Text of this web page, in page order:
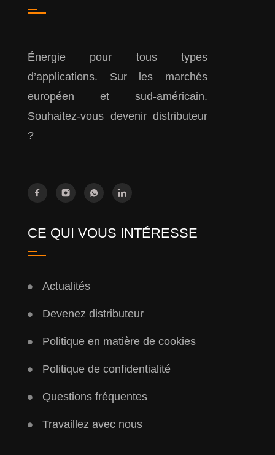
Énergie pour tous types
d’applications. Sur les marchés
européen et sud-américain.
Souhaitez-vous devenir distributeur
?
CE QUI VOUS INTÉRESSE
Actualités
Devenez distributeur
Politique en matière de cookies
Politique de confidentialité
Questions fréquentes
Travaillez avec nous